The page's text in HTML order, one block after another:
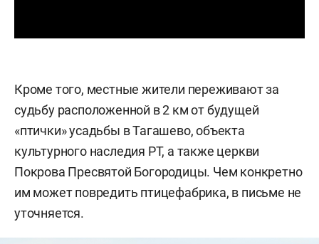
Кроме того, местные жители переживают за
судьбу расположенной в 2 км от будущей
«птички» усадьбы в Тагашево, объекта
культурного наследия РТ, а также церкви
Покрова Пресвятой Богородицы. Чем конкретно
им может повредить птицефабрика, в письме не
уточняется.